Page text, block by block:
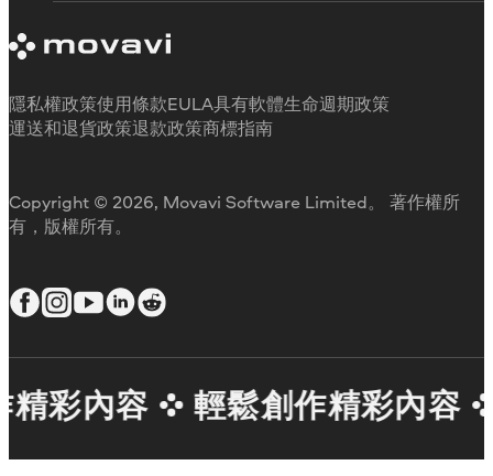
取消訂閱
退款
客戶評價
為何要選擇我們
工作用
Copyright © 2026, Movavi Software Limited。 著作權所
有，版權所有。
隱私權政策使用條款EULA具有軟體生命週期政策
運送和退貨政策退款政策商標指南
彩內容 輕鬆創作精彩內容